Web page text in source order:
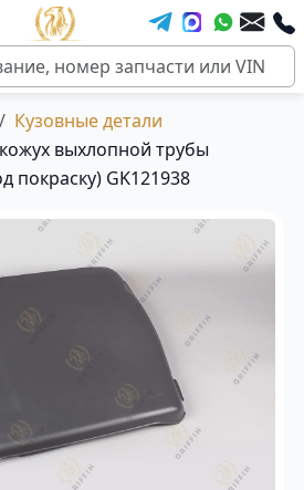
Кузовные детали
выхлопной трубы
покраску) GK121938